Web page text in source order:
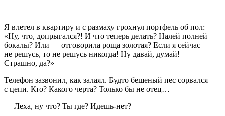
Я влетел в квартиру и с размаху грохнул портфель об пол:
«Ну, что, допрыгался?! И что теперь делать? Налей полней
бокалы? Или — отговорила роща золотая? Если я сейчас
не решусь, то не решусь никогда! Ну давай, думай!
Страшно, да?»
Телефон зазвонил, как залаял. Будто бешеный пес сорвался
с цепи. Кто? Какого черта? Только бы не отец…
— Леха, ну что? Ты где? Идешь-нет?